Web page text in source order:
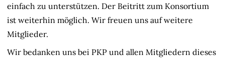
einfach zu unterstützen. Der Beitritt zum Konsortium
ist weiterhin möglich. Wir freuen uns auf weitere
Mitglieder.
Wir bedanken uns bei PKP und allen Mitgliedern dieses